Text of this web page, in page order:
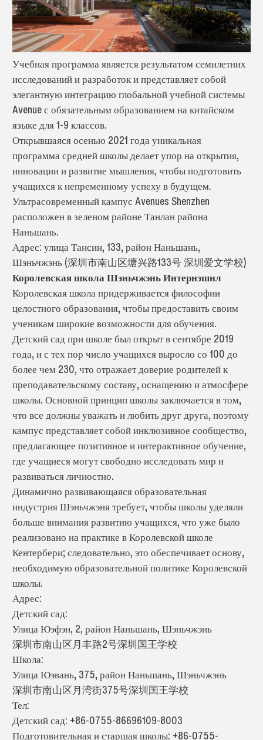
Учебная программа является результатом семилетних
исследований и разработок и представляет собой
элегантную интеграцию глобальной учебной системы
Avenue с обязательным образованием на китайском
языке для 1-9 классов.
Открывшаяся осенью 2021 года уникальная
программа средней школы делает упор на открытия,
инновации и развитие мышления, чтобы подготовить
учащихся к непременному успеху в будущем.
Ультрасовременный кампус Avenues Shenzhen
расположен в зеленом районе Танлан района
Наньшань.
Адрес: улица Тансин, 133, район Наньшань,
Шэньчжэнь (深圳市南山区塘兴路133号 深圳爱文学校)
Королевская школа Шэньчжэнь Интернэшнл
Королевская школа придерживается философии
целостного образования, чтобы предоставить своим
ученикам широкие возможности для обучения.
Детский сад при школе был открыт в сентябре 2019
года, и с тех пор число учащихся выросло со 100 до
более чем 230, что отражает доверие родителей к
преподавательскому составу, оснащению и атмосфере
школы. Основной принцип школы заключается в том,
что все должны уважать и любить друг друга, поэтому
кампус представляет собой инклюзивное сообщество,
предлагающее позитивное и интерактивное обучение,
где учащиеся могут свободно исследовать мир и
развиваться личностно.
Динамично развивающаяся образовательная
индустрия Шэньчжэня требует, чтобы школы уделяли
больше внимания развитию учащихся, что уже было
реализовано на практике в Королевской школе
Кентербери; следовательно, это обеспечивает основу,
необходимую образовательной политике Королевской
школы.
Адрес:
Детский сад:
Улица Юэфэн, 2, район Наньшань, Шэньчжэнь
深圳市南山区月丰路2号深圳国王学校
Школа:
Улица Юэвань, 375, район Наньшань, Шэньчжэнь
深圳市南山区月湾街375号深圳国王学校
Тел:
Детский сад: +86-0755-86696109-8003
Подготовительная и старшая школы: +86-0755-